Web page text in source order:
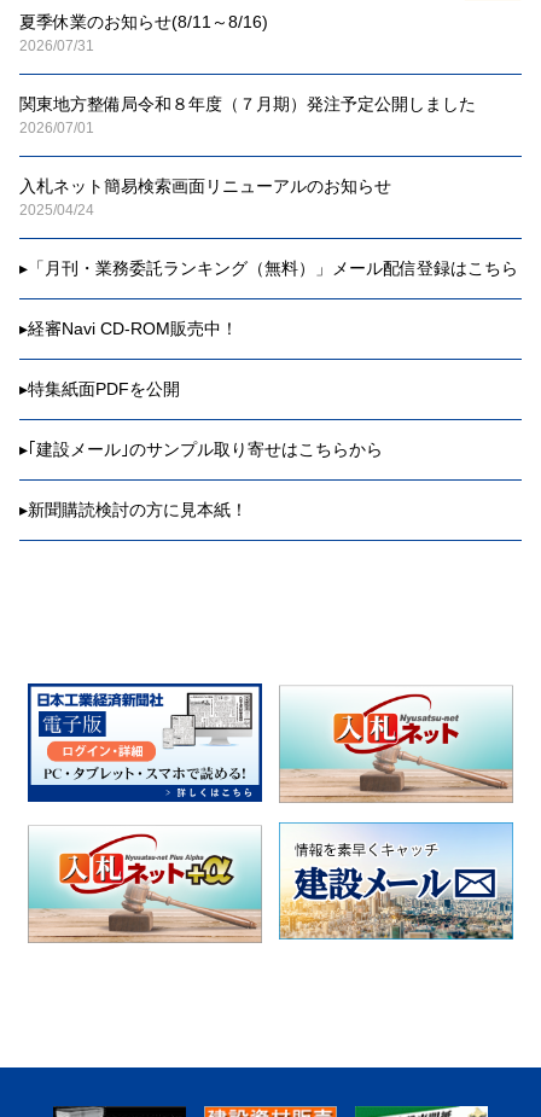
夏季休業のお知らせ(8/11～8/16)
2026/07/31
関東地方整備局令和８年度（７月期）発注予定公開しました
2026/07/01
入札ネット簡易検索画面リニューアルのお知らせ
2025/04/24
▸ 「月刊・業務委託ランキング（無料）」メール配信登録はこちら
▸経審Navi CD-ROM販売中！
▸特集紙面PDFを公開
▸ ｢建設メール｣のサンプル取り寄せはこちらから
▸新聞購読検討の方に見本紙！